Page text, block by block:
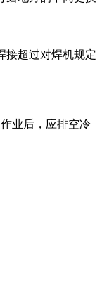
接超过对焊机规定
业后，应排空冷